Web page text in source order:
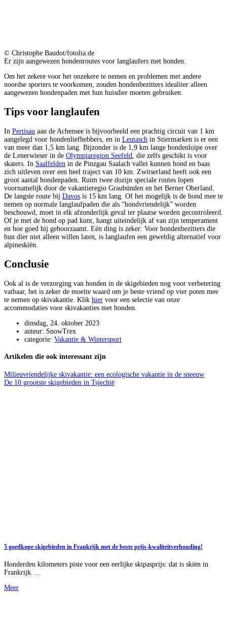
© Christophe Baudot/fotolia.de
Er zijn aangewezen hondenroutes voor langlaufers met honden.
Om het zekere voor het onzekere te nemen en problemen met andere
noordse sporters te voorkomen, zouden hondenbezitters idealiter alleen
aangewezen hondenpaden met hun huisdier moeten gebruiken.
Tips voor langlaufen
In Pertisau aan de Achensee is bijvoorbeeld een prachtig circuit van 1 km
aangelegd voor hondenliefhebbers, en in Leutasch in Stiermarken is er een
van meer dan 1,5 km lang. Bijzonder is de 1,9 km lange hondenloipe over
de Lenerwieser in de Olympiaregion Seefeld
, die zelfs geschikt is voor
skaters. In Saalfelden in de Pinzgau Saalach vallei kunnen hond en baas
zich uitleven over een heel traject van 10 km. Zwitserland heeft ook een
groot aantal hondenpaden. Ruim twee dozijn speciale routes lopen
voornamelijk door de vakantieregio Graubünden en het Berner Oberland.
De langste route bij Davos is 15 km lang. Of het mogelijk is de hond mee te
nemen op normale langlaufpaden die als “hondvriendelijk” worden
beschouwd, moet in elk afzonderlijk geval ter plaatse worden gecontroleerd.
Of je met de hond op pad kunt, hangt uiteindelijk af van zijn temperament
en hoe goed hij gehoorzaamt. Eén ding is zeker: Voor hondenbezitters die
hun dier niet alleen willen laten, is langlaufen een geweldig alternatief voor
alpineskiën.
Conclusie
Ook al is de verzorging van honden in de skigebieden nog voor verbetering
vatbaar, het is zeker de moeite waard om je beste vriend op vier poten mee
te nemen op skivakantie. Klik hier voor een selectie van onze
accommodaties voor skivakanties met honden.
dinsdag, 24. oktober 2023
auteur: SnowTrex
categorie: Vakantie & Wintersport
Artikelen die ook interessant zijn
Milieuvriendelijke skivakantie: een ecologische vakantie in de sneeuw
De 10 grootste skigebieden in Tsjechië
5 goedkope skigebieden in Frankrijk met de beste prijs-kwaliteitverhouding!
Honderden kilometers piste voor een eerlijke skipasprijs: dat is skiën in
Frankrijk. ...
Meer